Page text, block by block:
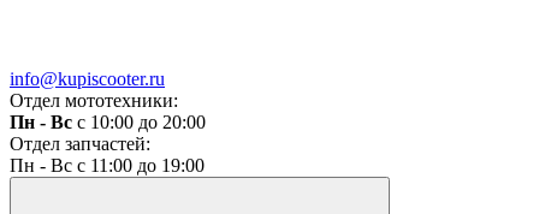
info@kupiscooter.ru
Отдел мототехники:
Пн - Вс с 10:00 до 20:00
Отдел запчастей:
Пн - Вс с 11:00 до 19:00